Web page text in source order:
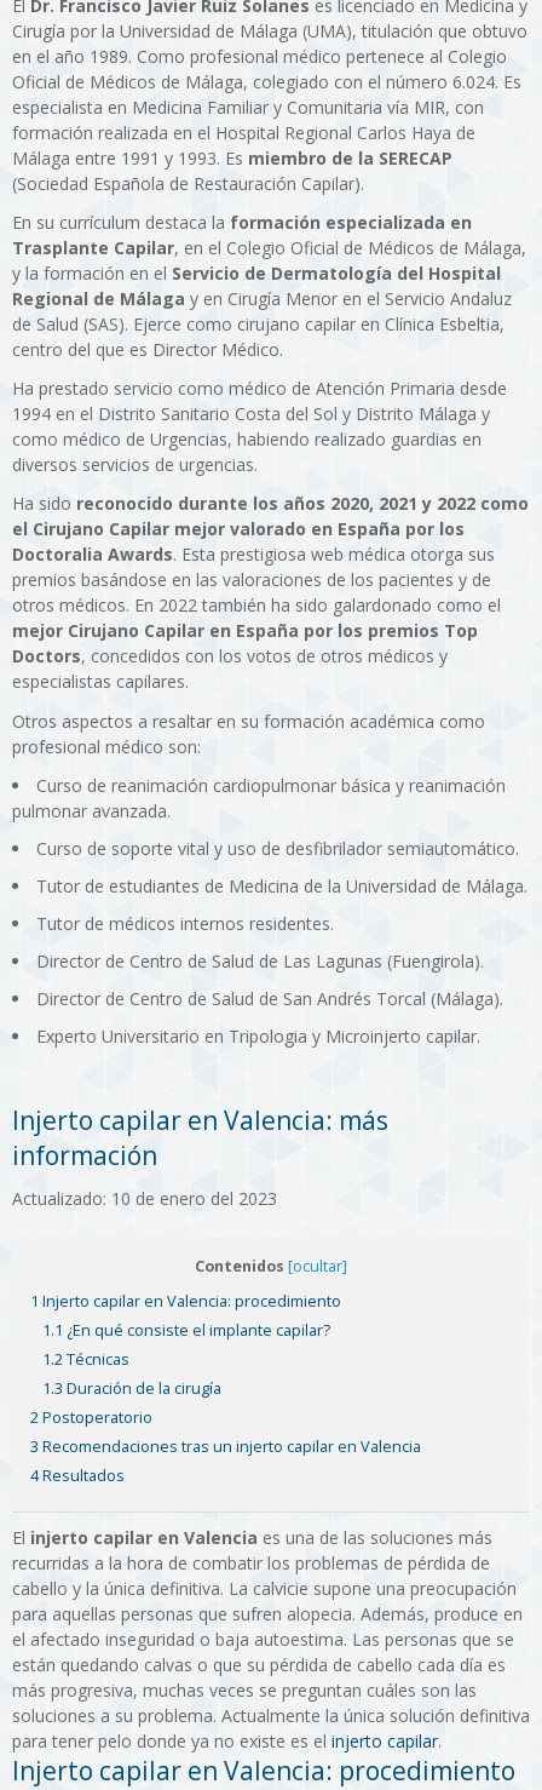
El Dr. Francisco Javier Ruiz Solanes es licenciado en Medicina y
Cirugía por la Universidad de Málaga (UMA), titulación que obtuvo
en el año 1989. Como profesional médico pertenece al Colegio
Oficial de Médicos de Málaga, colegiado con el número 6.024. Es
especialista en Medicina Familiar y Comunitaria vía MIR, con
formación realizada en el Hospital Regional Carlos Haya de
Málaga entre 1991 y 1993. Es miembro de la SERECAP
(Sociedad Española de Restauración Capilar).
En su currículum destaca la formación especializada en
Trasplante Capilar, en el Colegio Oficial de Médicos de Málaga,
y la formación en el Servicio de Dermatología del Hospital
Regional de Málaga y en Cirugía Menor en el Servicio Andaluz
de Salud (SAS). Ejerce como cirujano capilar en Clínica Esbeltia,
centro del que es Director Médico.
Ha prestado servicio como médico de Atención Primaria desde
1994 en el Distrito Sanitario Costa del Sol y Distrito Málaga y
como médico de Urgencias, habiendo realizado guardias en
diversos servicios de urgencias.
Ha sido reconocido durante los años 2020, 2021 y 2022 como
el Cirujano Capilar mejor valorado en España por los
Doctoralia Awards. Esta prestigiosa web médica otorga sus
premios basándose en las valoraciones de los pacientes y de
otros médicos. En 2022 también ha sido galardonado como el
mejor Cirujano Capilar en España por los premios Top
Doctors, concedidos con los votos de otros médicos y
especialistas capilares.
Otros aspectos a resaltar en su formación académica como
profesional médico son:
Curso de reanimación cardiopulmonar básica y reanimación
pulmonar avanzada.
Curso de soporte vital y uso de desfibrilador semiautomático.
Tutor de estudiantes de Medicina de la Universidad de Málaga.
Tutor de médicos internos residentes.
Director de Centro de Salud de Las Lagunas (Fuengirola).
Director de Centro de Salud de San Andrés Torcal (Málaga).
Experto Universitario en Tripologia y Microinjerto capilar.
Injerto capilar en Valencia: más
información
Actualizado: 10 de enero del 2023
Contenidos [ocultar]
1 Injerto capilar en Valencia: procedimiento
1.1 ¿En qué consiste el implante capilar?
1.2 Técnicas
1.3 Duración de la cirugía
2 Postoperatorio
3 Recomendaciones tras un injerto capilar en Valencia
4 Resultados
El injerto capilar en Valencia es una de las soluciones más
recurridas a la hora de combatir los problemas de pérdida de
cabello y la única definitiva. La calvicie supone una preocupación
para aquellas personas que sufren alopecia. Además, produce en
el afectado inseguridad o baja autoestima. Las personas que se
están quedando calvas o que su pérdida de cabello cada día es
más progresiva, muchas veces se preguntan cuáles son las
soluciones a su problema. Actualmente la única solución definitiva
para tener pelo donde ya no existe es el injerto capilar.
Injerto capilar en Valencia: procedimiento